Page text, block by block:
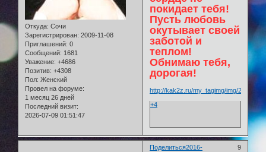
Откуда: Сочи
Зарегистрирован: 2009-11-08
Приглашений: 0
Сообщений: 1681
Уважение: +4686
Позитив: +4308
Пол: Женский
Провел на форуме:
1 месяц 26 дней
Последний визит:
2026-07-09 01:51:47
покидает тебя!
Пусть любовь
окутывает своей
заботой и
теплом!
Обнимаю тебя,
дорогая!
http://kak2z.ru/my_tagimg/img/2015/05/
+4
Поделиться 9
2016-